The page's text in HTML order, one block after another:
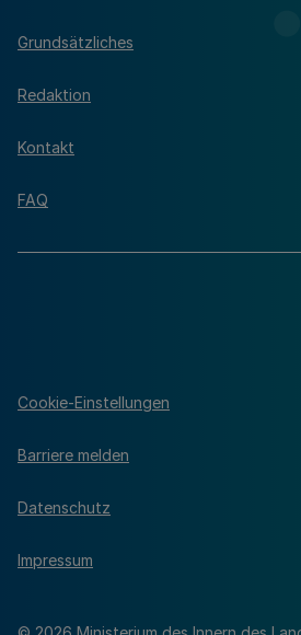
Grundsätzliches
Redaktion
Kontakt
FAQ
Cookie-Einstellungen
Barriere melden
Datenschutz
Impressum